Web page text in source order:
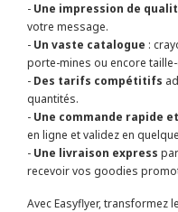
- Une impression de
votre message.
- Un vaste catalogue :
porte-mines ou encore
- Des tarifs compétitifs
quantités.
- Une commande rapide
en ligne et validez en
- Une livraison express
recevoir vos goodies
Avec Easyflyer, transformez le